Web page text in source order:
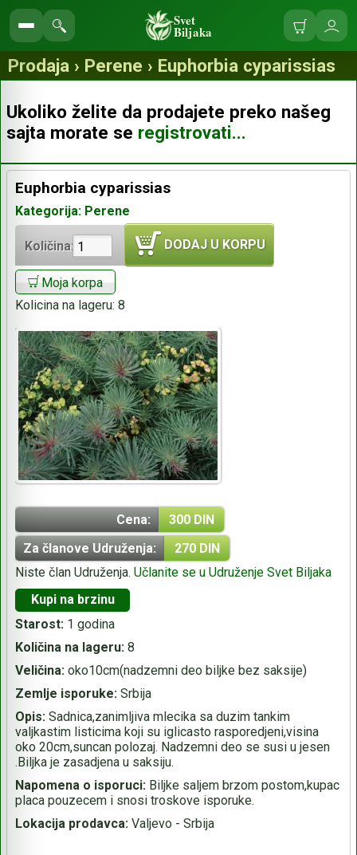
Pretraga
prodavnice
Svet
Biljaka Korpa
se
Prodaja › Perene › Euphorbia cyparissias
Ukoliko želite da prodajete preko našeg
sajta morate se registrovati...
Euphorbia cyparissias
Kategorija: Perene
Količina: DODAJ U KORPU
Moja korpa
Kolicina na lageru: 8
Cena:
300 DIN
Za članove Udruženja:
270 DIN
Niste član Udruženja. Učlanite se u Udruženje Svet Biljaka
Kupi na brzinu
Starost: 1 godina
Količina na lageru: 8
Veličina: oko10cm(nadzemni deo biljke bez saksije)
Zemlje isporuke: Srbija
Opis: Sadnica,zanimljiva mlecika sa duzim tankim
valjkastim listicima koji su iglicasto rasporedjeni,visina
oko 20cm,suncan polozaj. Nadzemni deo se susi u jesen
.Biljka je zasadjena u saksiju.
Napomena o isporuci: Biljke saljem brzom postom,kupac
placa pouzecem i snosi troskove isporuke.
Lokacija prodavca: Valjevo - Srbija